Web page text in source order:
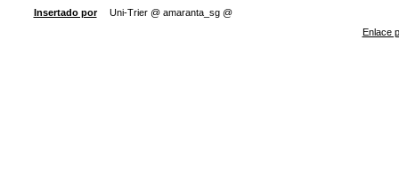
Insertado por
Uni-Trier @ amaranta_sg @
Enlace